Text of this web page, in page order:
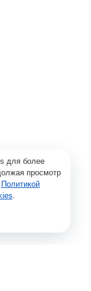
для более
просмотр
Политикой
.